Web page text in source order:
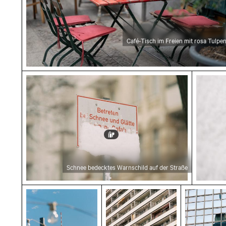
Café-Tisch im Freien mit rosa Tulpen
Schnee bedecktes Warnschild auf der Straße
Schnee bedecktes Warnschild auf der Straße
Berliner Fernsehturm mit Lichterkette im
Modernes Wohngebäude